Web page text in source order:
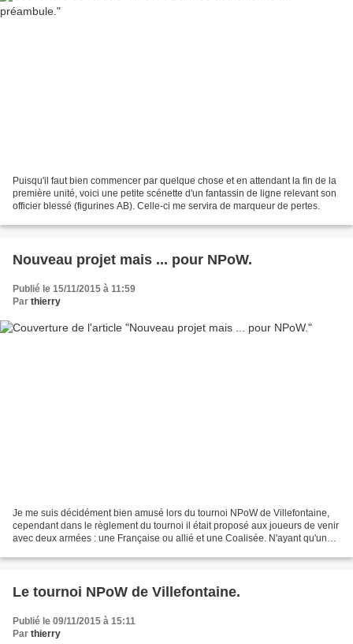
Puisqu'il faut bien commencer par quelque chose et en attendant la fin de la
première unité, voici une petite scénette d'un fantassin de ligne relevant son
officier blessé (figurines AB). Celle-ci me servira de marqueur de pertes.
Nouveau projet mais ... pour NPoW.
Publié le 15/11/2015 à 11:59
Par thierry
Je me suis décidément bien amusé lors du tournoi NPoW de Villefontaine,
cependant dans le règlement du tournoi il était proposé aux joueurs de venir
avec deux armées : une Française ou allié et une Coalisée. N'ayant qu'une
Le tournoi NPoW de Villefontaine.
Publié le 09/11/2015 à 15:11
Par thierry